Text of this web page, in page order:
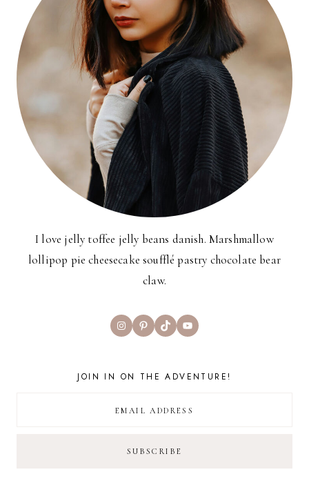
I love jelly toffee jelly beans danish. Marshmallow
lollipop pie cheesecake soufflé pastry chocolate bear
claw.
InstagramPinterest
TikTokYouTube
JOIN IN ON THE ADVENTURE!